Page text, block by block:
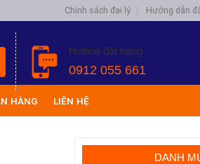
Chính sách đại lý Hướng dẫn
Hotline đặt hàng
0912 055 661
HÀNG LIÊN HỆ
DANH